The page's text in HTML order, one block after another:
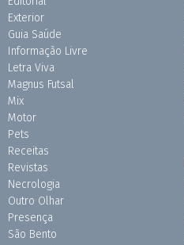
Exterior
Guia Saúde
Informação Livre
Letra Viva
Magnus Futsal
Mix
Motor
Pets
Receitas
Revistas
Necrologia
Outro Olhar
Presença
São Bento